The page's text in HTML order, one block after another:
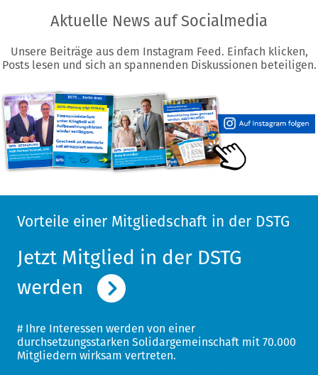
Aktuelle News auf Socialmedia
Unsere Beiträge aus dem Instagram Feed. Einfach klicken,
Posts lesen und sich an spannenden Diskussionen beteiligen.
Jetzt Mitglied in der DSTG
werden
# Ihre Interessen werden von einer
durchsetzungsstarken Solidargemeinschaft mit 70.000
Mitgliedern wirksam vertreten.
Jetzt Mitglied in der DSTG
werden
# Ihre Interessen werden von einer
durchsetzungsstarken Solidargemeinschaft mit 70.000
Mitgliedern wirksam vertreten.
Jetzt Mitglied in der DSTG
werden
# Ihre Interessen werden von einer
durchsetzungsstarken Solidargemeinschaft mit 70.000
Mitgliedern wirksam vertreten.
Jetzt Mitglied in der DSTG
werden
# Ihre Interessen werden von einer
durchsetzungsstarken Solidargemeinschaft mit 70.000
Mitgliedern wirksam vertreten.
Vorteile einer Mitgliedschaft in der DSTG
Jetzt Mitglied in der DSTG
werden
# Ihre Interessen werden von einer
durchsetzungsstarken Solidargemeinschaft mit 70.000
Mitgliedern wirksam vertreten.